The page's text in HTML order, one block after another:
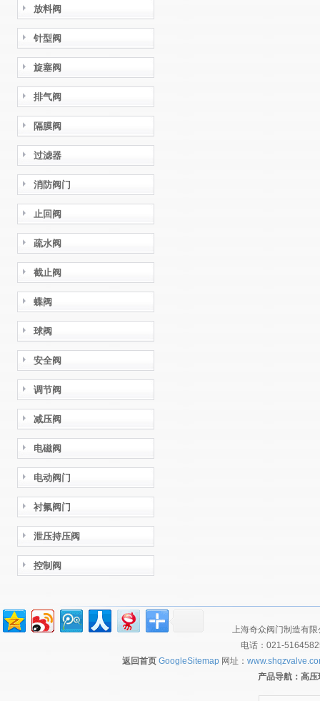
放料阀
针型阀
旋塞阀
排气阀
隔膜阀
过滤器
消防阀门
止回阀
疏水阀
截止阀
蝶阀
球阀
安全阀
调节阀
减压阀
电磁阀
电动阀门
衬氟阀门
泄压持压阀
控制阀
上海奇众阀门制造有
电话：021-
返回首页 GoogleSitemap 网址：
产品导航： 高压